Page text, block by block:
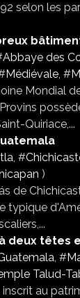
selon les
Abbaye des
Médiévale, #
Mondial
Quiriace,...
, #
)
de
typique
deux têtes
, #
Talud-
au